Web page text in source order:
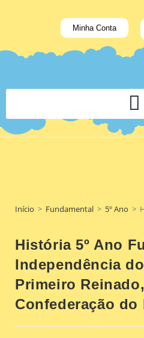
Minha Conta
Início > Fundamental > 5º Ano >
História 5º Ano
Independência
Primeiro
Confederação do